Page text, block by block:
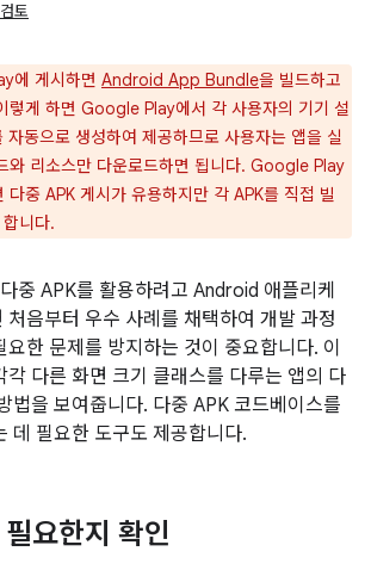
토
에 게시하면 Android App Bundle을 빌드하고
렇게 하면 Google Play에서 각 사용자의 기기 설
자동으로 생성하여 제공하므로 사용자는 앱을 실
와 리소스만 다운로드하면 됩니다. Google Play
다중 APK 게시가 유용하지만 각 APK를 직접 빌
니다.
중 APK를 활용하려고 Android 애플리케
처음부터 우수 사례를 채택하여 개발 과정
한 문제를 방지하는 것이 중요합니다. 이
각 다른 화면 크기 클래스를 다루는 앱의 다
법을 보여줍니다. 다중 APK 코드베이스를
데 필요한 도구도 제공합니다.
요한지 확인